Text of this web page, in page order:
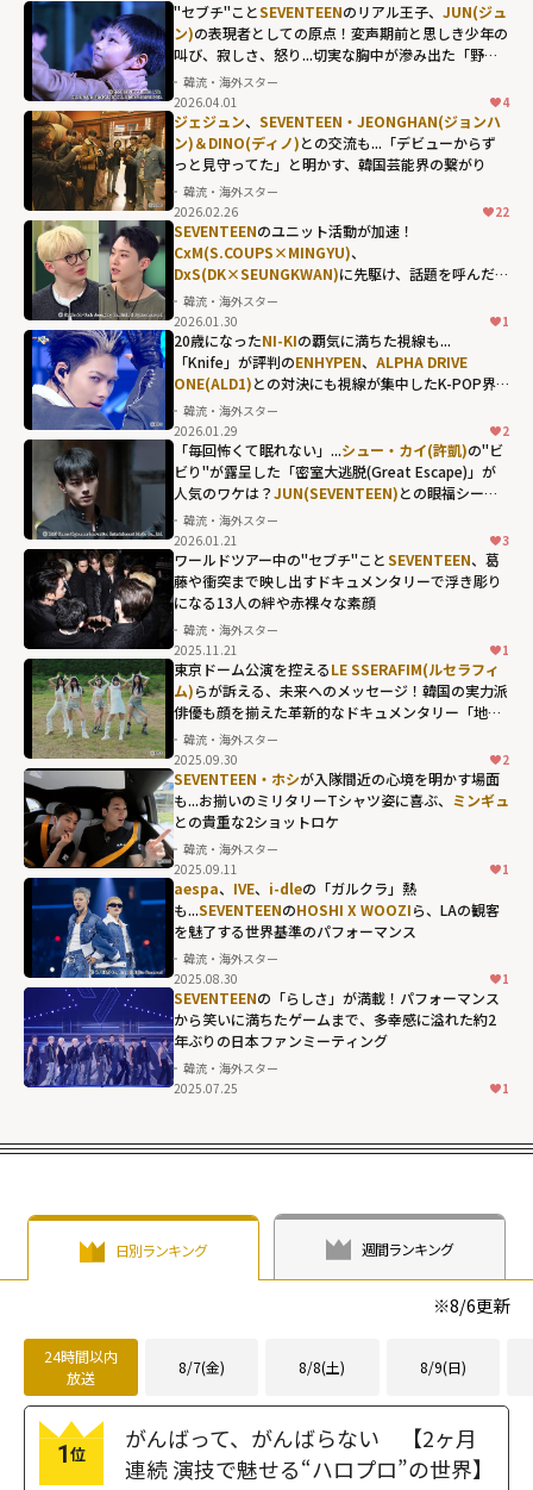
SEVENTEENのリ
アル王子、
JUN(ジュン)の表
現者としての原
点！変声期前と
思しき少年の叫
び、寂しさ、怒
り...切実な胸中が
滲み出た「野。
良犬」"
width="304"
height="203"
loading="lazy"
fetchpriority="h
igh">
"セブチ"ことSEVENTEENのリアル王子、 JUN(ジュ
ン)の表現者としての原点！変声期前と思しき少年の
叫び、寂しさ、怒り...切実な胸中が滲み出た「野。
良犬」
韓流・海外スター
2026.04.01
4
ジェジュン、 SEVENTEEN・JEONGHAN(ジョンハ
ン)＆DINO(ディノ)との交流も...「デビューからず
っと見守ってた」と明かす、韓国芸能界の繋がり
韓流・海外スター
2026.02.26
22
SEVENTEENのユニット活動が加速！
CxM(S.COUPS×MINGYU)、
DxS(DK×SEUNGKWAN)に先駆け、話題を呼んだ同
い年の親友コンビ・
韓流・海外スター
2026.01.30
1
20歳になったNI-KIの覇気に満ちた視線も...
「Knife」が評判のENHYPEN、 ALPHA DRIVE
ONE(ALD1)との対決にも視線が集中したK-POP界
隈の首位争い
韓流・海外スター
2026.01.29
2
JUN(SEVENTEE
N)との眼福シー
ンも！"
width="304"
height="203"
loading="lazy"
fetchpriority="h
igh">
「毎回怖くて眠れない」...シュー・カイ(許凱)の"ビ
ビり"が露呈した「密室大逃脱(Great Escape)」が
人気のワケは？JUN(SEVENTEEN)との眼福シーン
も！
韓流・海外スター
2026.01.21
3
SEVENTEEN、葛
藤や衝突まで映
し出すドキュメ
ンタリーで浮き
彫りになる13人
の絆や赤裸々な
素顔"
width="304"
height="203"
loading="lazy"
fetchpriority="h
igh">
ワールドツアー中の"セブチ"ことSEVENTEEN、葛
藤や衝突まで映し出すドキュメンタリーで浮き彫り
になる13人の絆や赤裸々な素顔
韓流・海外スター
2025.11.21
1
東京ドーム公演を控えるLE SSERAFIM(ルセラフィ
ム)らが訴える、未来へのメッセージ！韓国の実力派
俳優も顔を揃えた革新的なドキュメンタリー「地球
上のブラックボックス」
韓流・海外スター
2025.09.30
2
SEVENTEEN・ホシが入隊間近の心境を明かす場面
も...お揃いのミリタリーTシャツ姿に喜ぶ、 ミンギュ
との貴重な2ショットロケ
韓流・海外スター
2025.09.11
1
aespa、 IVE、 i-dleの「ガルクラ」熱
も...SEVENTEENのHOSHI X WOOZIら、LAの観客
を魅了する世界基準のパフォーマンス
韓流・海外スター
2025.08.30
1
SEVENTEENの「らしさ」が満載！パフォーマンス
から笑いに満ちたゲームまで、多幸感に溢れた約2
年ぶりの日本ファンミーティング
韓流・海外スター
2025.07.25
1
日別ランキング 週間ランキング
※8/6更新
24時間以内
放送
8/7(金) 8/8(土) 8/9(日)
1位
がんばって、がんばらない 【2ヶ月
連続 演技で魅せる“ハロプロ”の世界】